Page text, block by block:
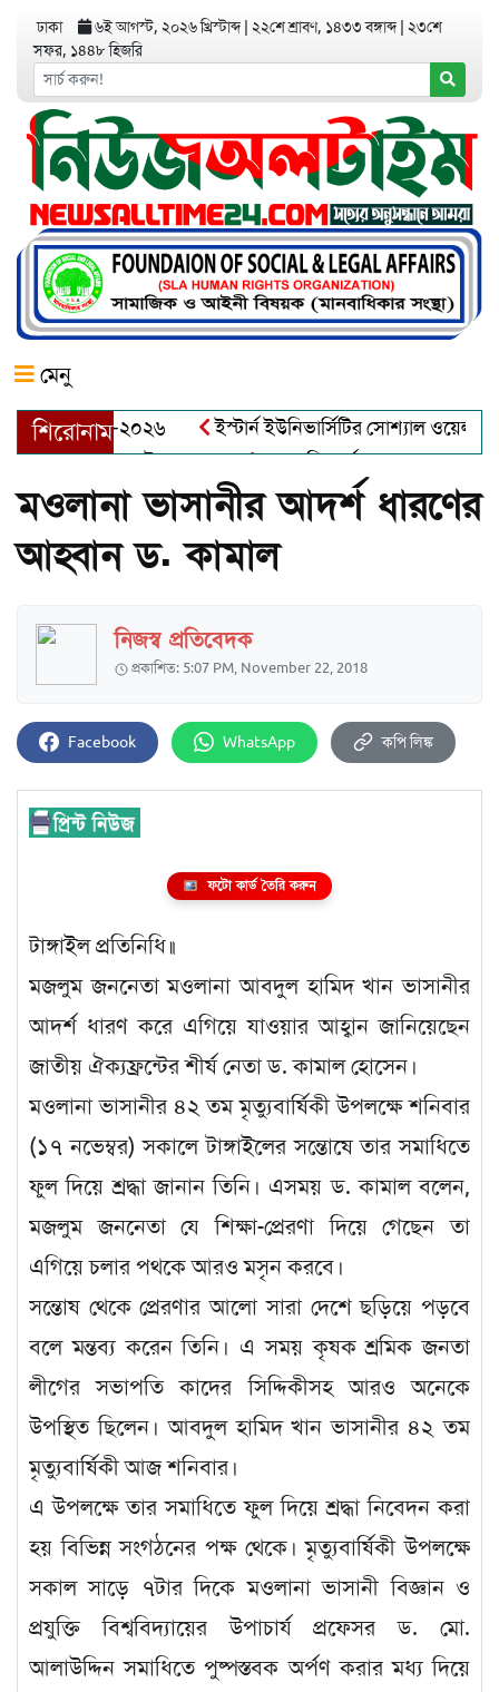
ঢাকা ৬ই আগস্ট, ২০২৬ খ্রিস্টাব্দ ২২শে শ্রাবণ, ১৪৩৩ বঙ্গাব্দ ২৩শে
সফর, ১৪৪৮ হিজরি
মেনু
শিরোনাম
অ্যাওয়ার্ড–২০২৬
ইস্টার্ন ইউনিভার্সিটির সোশ্যাল ওয়েলফেয়ার
খালেক এর ইন্তেকাল
আত্মশুদ্ধি অর্জন ও অশুভকে বর্জন করে
মওলানা ভাসানীর আদর্শ ধারণের
আহ্বান ড. কামাল
নিজস্ব প্রতিবেদক
প্রকাশিত: 5:07 PM, November 22, 2018
Facebook WhatsApp কপি লিঙ্ক
ফটো কার্ড তৈরি করুন
টাঙ্গাইল প্রতিনিধি॥
মজলুম জননেতা মওলানা আবদুল হামিদ খান ভাসানীর
আদর্শ ধারণ করে এগিয়ে যাওয়ার আহ্বান জানিয়েছেন
জাতীয় ঐক্যফ্রন্টের শীর্ষ নেতা ড. কামাল হোসেন।
মওলানা ভাসানীর ৪২ তম মৃত্যুবার্ষিকী উপলক্ষে শনিবার
(১৭ নভেম্বর) সকালে টাঙ্গাইলের সন্তোষে তার সমাধিতে
ফুল দিয়ে শ্রদ্ধা জানান তিনি। এসময় ড. কামাল বলেন,
মজলুম জননেতা যে শিক্ষা-প্রেরণা দিয়ে গেছেন তা
এগিয়ে চলার পথকে আরও মসৃন করবে।
সন্তোষ থেকে প্রেরণার আলো সারা দেশে ছড়িয়ে পড়বে
বলে মন্তব্য করেন তিনি। এ সময় কৃষক শ্রমিক জনতা
লীগের সভাপতি কাদের সিদ্দিকীসহ আরও অনেকে
উপস্থিত ছিলেন। আবদুল হামিদ খান ভাসানীর ৪২ তম
মৃত্যুবার্ষিকী আজ শনিবার।
এ উপলক্ষে তার সমাধিতে ফুল দিয়ে শ্রদ্ধা নিবেদন করা
হয় বিভিন্ন সংগঠনের পক্ষ থেকে। মৃত্যুবার্ষিকী উপলক্ষে
সকাল সাড়ে ৭টার দিকে মওলানা ভাসানী বিজ্ঞান ও
প্রযুক্তি বিশ্ববিদ্যায়ের উপাচার্য প্রফেসর ড. মো.
আলাউদ্দিন সমাধিতে পুষ্পস্তবক অর্পণ করার মধ্য দিয়ে